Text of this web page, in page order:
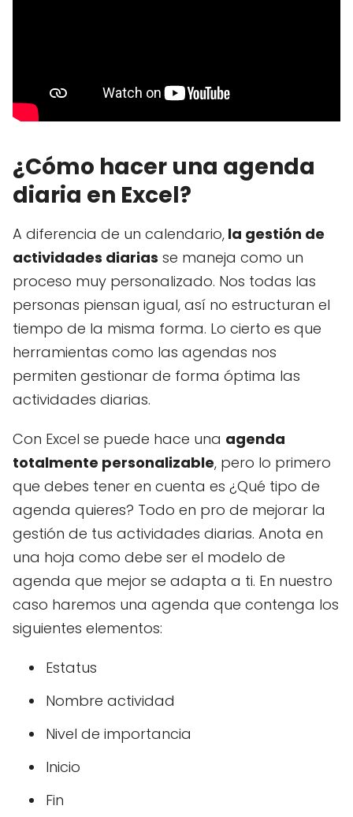
¿Cómo hacer una agenda
diaria en Excel?
A diferencia de un calendario, la gestión de
actividades diarias se maneja como un
proceso muy personalizado. Nos todas las
personas piensan igual, así no estructuran el
tiempo de la misma forma. Lo cierto es que
herramientas como las agendas nos
permiten gestionar de forma óptima las
actividades diarias.
Con Excel se puede hace una agenda
totalmente personalizable, pero lo primero
que debes tener en cuenta es ¿Qué tipo de
agenda quieres? Todo en pro de mejorar la
gestión de tus actividades diarias. Anota en
una hoja como debe ser el modelo de
agenda que mejor se adapta a ti. En nuestro
caso haremos una agenda que contenga los
siguientes elementos:
Estatus
Nombre actividad
Nivel de importancia
Inicio
Fin